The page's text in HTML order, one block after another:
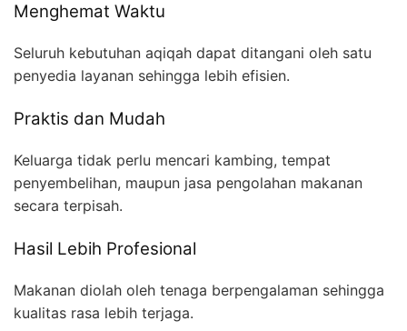
Menghemat Waktu
Seluruh kebutuhan aqiqah dapat ditangani oleh satu
penyedia layanan sehingga lebih efisien.
Praktis dan Mudah
Keluarga tidak perlu mencari kambing, tempat
penyembelihan, maupun jasa pengolahan makanan
secara terpisah.
Hasil Lebih Profesional
Makanan diolah oleh tenaga berpengalaman sehingga
kualitas rasa lebih terjaga.